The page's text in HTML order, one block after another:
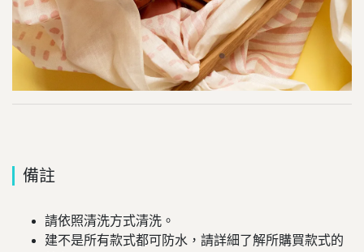
備註
請依照清洗方式清洗。
建不是所有款式都可防水，請詳細了解所購買款式的